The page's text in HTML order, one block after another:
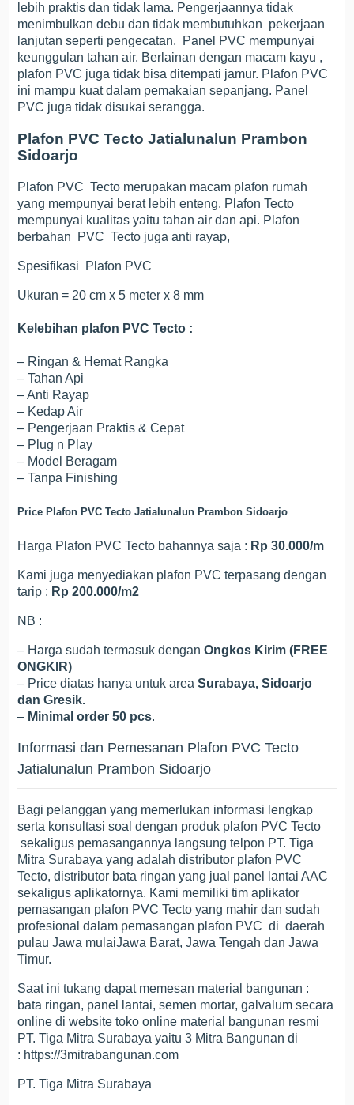
lebih praktis dan tidak lama. Pengerjaannya tidak
menimbulkan debu dan tidak membutuhkan pekerjaan
lanjutan seperti pengecatan. Panel PVC mempunyai
keunggulan tahan air. Berlainan dengan macam kayu ,
plafon PVC juga tidak bisa ditempati jamur. Plafon PVC
ini mampu kuat dalam pemakaian sepanjang. Panel
PVC juga tidak disukai serangga.
Plafon PVC Tecto Jatialunalun Prambon
Sidoarjo
Plafon PVC Tecto merupakan macam plafon rumah
yang mempunyai berat lebih enteng. Plafon Tecto
mempunyai kualitas yaitu tahan air dan api. Plafon
berbahan PVC Tecto juga anti rayap,
Spesifikasi Plafon PVC
Ukuran = 20 cm x 5 meter x 8 mm
Kelebihan plafon PVC Tecto :
– Ringan & Hemat Rangka
– Tahan Api
– Anti Rayap
– Kedap Air
– Pengerjaan Praktis & Cepat
– Plug n Play
– Model Beragam
– Tanpa Finishing
Price Plafon PVC Tecto Jatialunalun Prambon Sidoarjo
Harga Plafon PVC Tecto bahannya saja : Rp 30.000/m
Kami juga menyediakan plafon PVC terpasang dengan
tarip : Rp 200.000/m2
NB :
– Harga sudah termasuk denganOngkos Kirim (FREE
ONGKIR)
– Price diatas hanya untuk areaSurabaya, Sidoarjo
dan Gresik.
– Minimal order 50 pcs.
Informasi dan Pemesanan Plafon PVC Tecto
Jatialunalun Prambon Sidoarjo
Bagi pelanggan yang memerlukan informasi lengkap
serta konsultasi soal dengan produk plafon PVC Tecto
sekaligus pemasangannya langsung telpon PT. Tiga
Mitra Surabaya yang adalah distributor plafon PVC
Tecto, distributor bata ringan yang jual panel lantai AAC
sekaligus aplikatornya. Kami memiliki tim aplikator
pemasangan plafon PVC Tecto yang mahir dan sudah
profesional dalam pemasangan plafon PVC di daerah
pulau Jawa mulaiJawa Barat, Jawa Tengah dan Jawa
Timur.
Saat ini tukang dapat memesan material bangunan :
bata ringan, panel lantai, semen mortar, galvalum secara
online di website toko online material bangunan resmi
PT. Tiga Mitra Surabaya yaitu 3 Mitra Bangunan di
: https://3mitrabangunan.com
PT. Tiga Mitra Surabaya